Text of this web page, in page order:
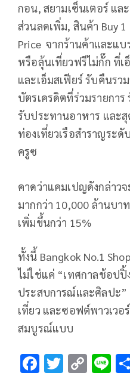
กอน, สยามเซ็นเตอร์ แล
ส่วนลดเพิ่ม, สินค้า Buy
Price จากร้านค้าและแ
หรือลุ้นเที่ยวฟรีไม่กั๊ก ที่เ
และเอ็มสเฟียร์ รับคืนรว
บัตรเครดิตที่ร่วมรายกา
รับประทานอาหาร และ
ท่องเที่ยวเรือสำราญระ
ครูซ
คาดว่าแคมเปญดังกล่าว
มากกว่า 10,000 ล้านบ
เพิ่มขึ้นกว่า 15%
ทั้งนี้ Bangkok No.1
ไม่ใช่แค่ “เทศกาลช้อป
ประสบการณ์และศิลปะ”
เที่ยว และซอฟต์พาวเวอ
สมบูรณ์แบบ
F T C Li